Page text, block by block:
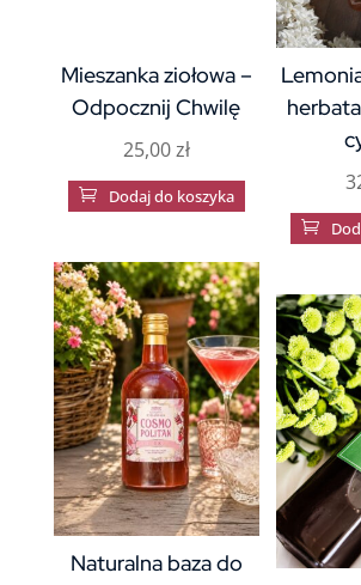
Mieszanka ziołowa –
Odpocznij Chwilę
25,00zł
 Dodaj do koszyka

Naturalna baza do